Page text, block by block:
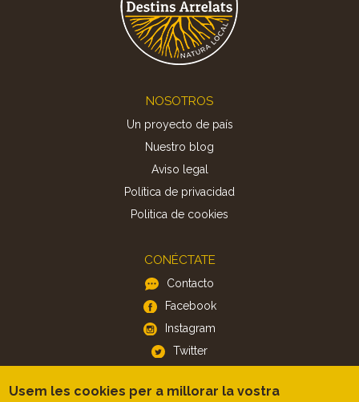
NOSOTROS
Un proyecto de país
Nuestro blog
Aviso legal
Política de privacidad
Politica de cookies
CONÉCTATE
Contacto
Facebook
Instagram
Twitter
APP
Usem les cookies per a millorar la vostra